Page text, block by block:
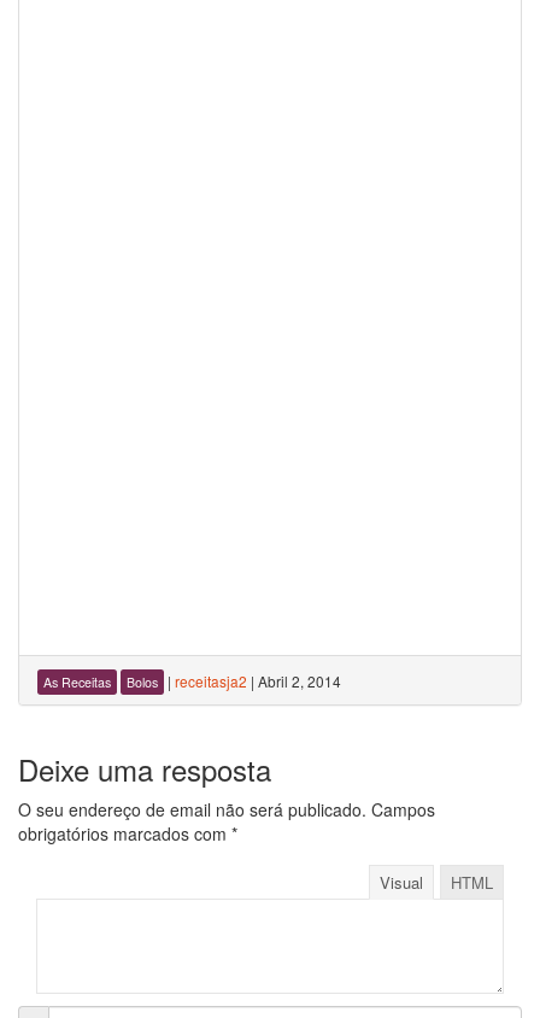
As Receitas Bolos | receitasja2 | Abril 2, 2014
Deixe uma resposta
O seu endereço de email não será publicado. Campos
obrigatórios marcados com *
Visual HTML